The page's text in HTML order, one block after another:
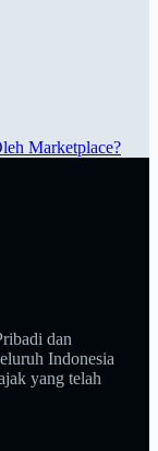
Marketplace?
dan
Indonesia
yang telah